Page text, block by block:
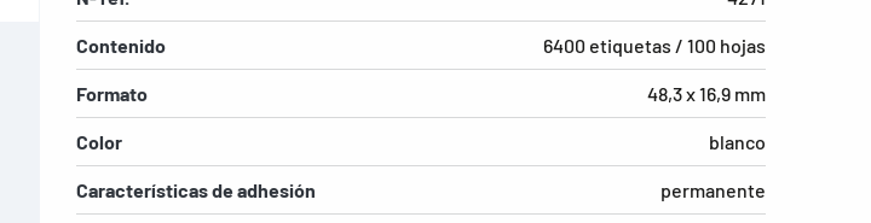
Contenido 6400 etiquetas / 100 hojas
Formato 48,3 x 16,9 mm
Color blanco
Características de adhesión permanente